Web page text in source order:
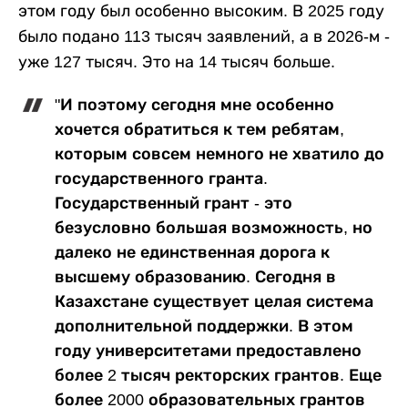
этом году был особенно высоким. В 2025 году
было подано 113 тысяч заявлений, а в 2026-м -
уже 127 тысяч. Это на 14 тысяч больше.
"И поэтому сегодня мне особенно
хочется обратиться к тем ребятам,
которым совсем немного не хватило до
государственного гранта.
Государственный грант - это
безусловно большая возможность, но
далеко не единственная дорога к
высшему образованию. Сегодня в
Казахстане существует целая система
дополнительной поддержки. В этом
году университетами предоставлено
более 2 тысяч ректорских грантов. Еще
более 2000 образовательных грантов